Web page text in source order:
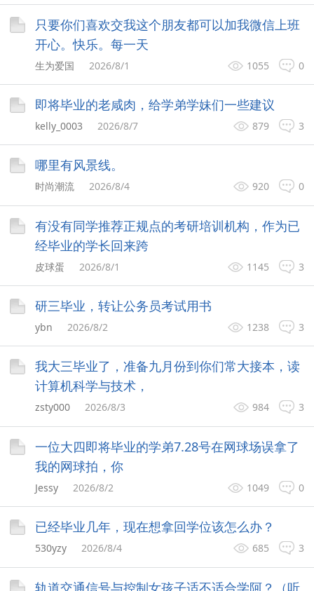
只要你们喜欢交我这个朋友都可以加我微信上班
开心。快乐。每一天
0
1055
生为爱国 2026/8/1
即将毕业的老咸肉，给学弟学妹们一些建议
3
879
kelly_0003 2026/8/7
哪里有风景线。
0
920
时尚潮流 2026/8/4
有没有同学推荐正规点的考研培训机构，作为已
经毕业的学长回来跨
3
1145
皮球蛋 2026/8/1
研三毕业，转让公务员考试用书
3
1238
ybn 2026/8/2
我大三毕业了，准备九月份到你们常大接本，读
计算机科学与技术，
3
984
zsty000 2026/8/3
一位大四即将毕业的学弟7.28号在网球场误拿了
我的网球拍，你
0
1049
Jessy 2026/8/2
已经毕业几年，现在想拿回学位该怎么办？
3
685
530yzy 2026/8/4
轨道交通信号与控制女孩子适不适合学阿？（听